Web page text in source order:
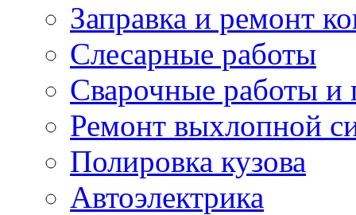
Заправка и ремонт
Слесарные работы
Сварочные работы и
Ремонт выхлопной
Полировка кузова
Автоэлектрика